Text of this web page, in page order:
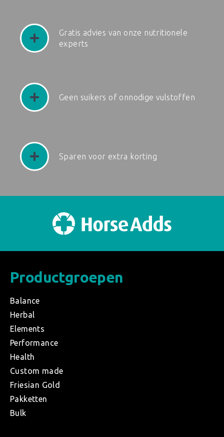
Gratis advies van onze nutritionele
experts
Geen suikers of onnodige vulstoffen
Sparen voor extra korting
Productgroepen
Balance
Herbal
Elements
Performance
Health
Custom made
Friesian Gold
Pakketten
Bulk